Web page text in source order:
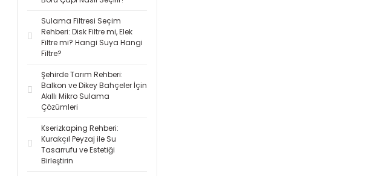
Sulama Filtresi Seçim
Rehberi: Disk Filtre mi, Elek
Filtre mi? Hangi Suya Hangi
Filtre?
Şehirde Tarım Rehberi:
Balkon ve Dikey Bahçeler İçin
Akıllı Mikro Sulama
Çözümleri
Kserizkaping Rehberi:
Kurakçıl Peyzaj ile Su
Tasarrufu ve Estetiği
Birleştirin